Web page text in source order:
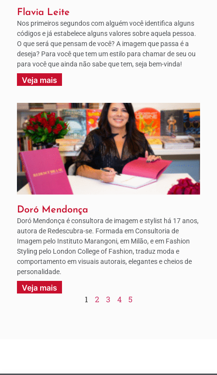
Flavia Leite
Nos primeiros segundos com alguém você identifica alguns
códigos e já estabelece alguns valores sobre aquela pessoa.
O que será que pensam de você? A imagem que passa é a
deseja? Para você que tem um estilo para chamar de seu ou
para você que ainda não sabe que tem, seja bem-vinda!
Veja mais
Doró Mendonça
Doró Mendonça é consultora de imagem e stylist há 17 anos,
autora de Redescubra-se. Formada em Consultoria de
Imagem pelo Instituto Marangoni, em Milão, e em Fashion
Styling pelo London College of Fashion, traduz moda e
comportamento em visuais autorais, elegantes e cheios de
personalidade.
Veja mais
1 2 3 4 5